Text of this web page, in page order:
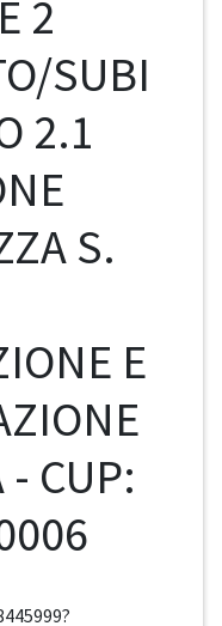
2
SUBI
2.1
S.
E
CUP: